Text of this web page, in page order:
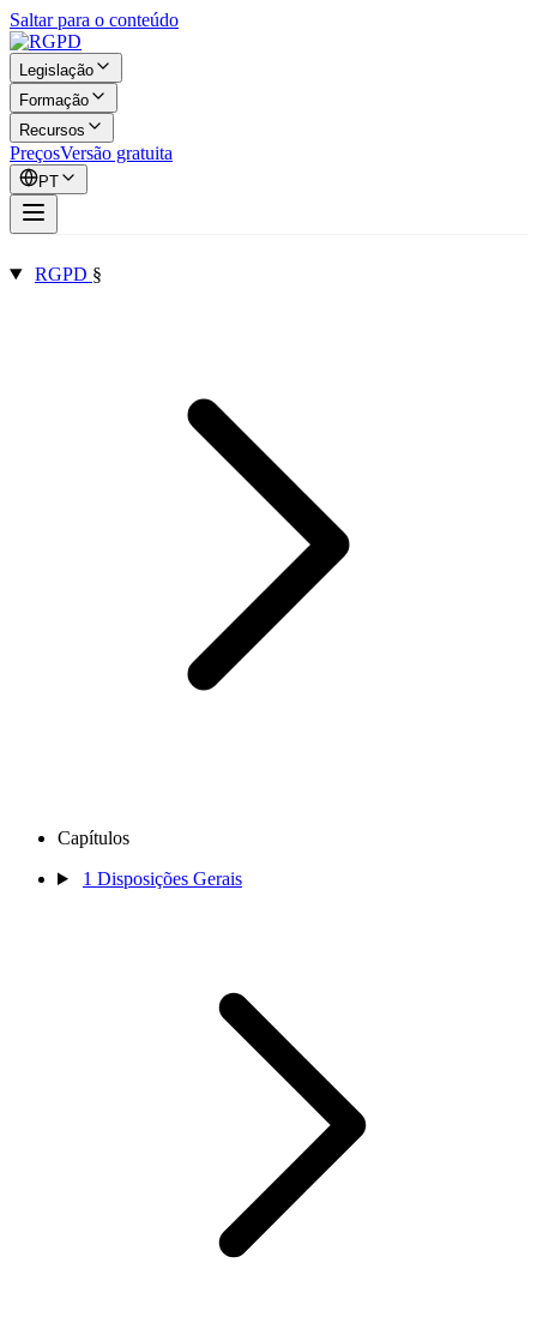
Saltar para o conteúdo
Legislação
Formação
Recursos
PreçosVersão gratuita
PT
RGPD §
Capítulos
1 Disposições Gerais